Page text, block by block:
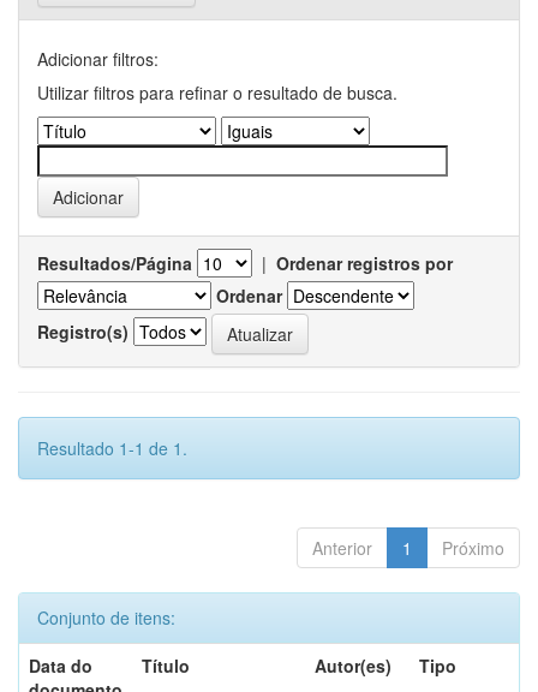
Adicionar filtros:
Utilizar filtros para refinar o resultado de busca.
Resultados/Página | Ordenar registros por
Ordenar
Registro(s)
Resultado 1-1 de 1.
Anterior 1 Próximo
Conjunto de itens:
Data do
Título Autor(es) Tipo